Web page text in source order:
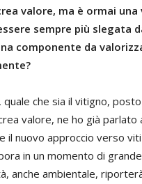
valore, ma è ormai una
sempre più slegata
componente da
quale che sia il vitigno,
valore, ne ho già parlato
il nuovo approccio verso
in un momento di
anche ambientale,